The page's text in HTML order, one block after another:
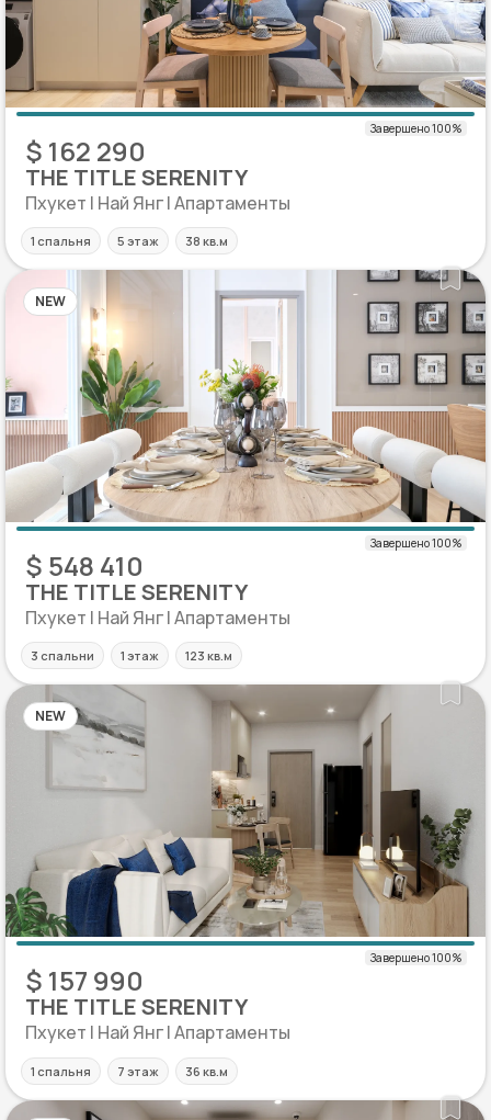
$ 162 290
THE TITLE SERENITY
Пхукет | Най Янг | Апартаменты
1 спальня 5 этаж 38 кв.м
NEW
$ 548 410
THE TITLE SERENITY
Пхукет | Най Янг | Апартаменты
3 спальни 1 этаж 123 кв.м
NEW
$ 157 990
THE TITLE SERENITY
Пхукет | Най Янг | Апартаменты
1 спальня 7 этаж 36 кв.м